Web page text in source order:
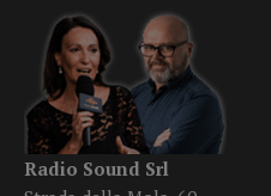
Radio Sound Srl